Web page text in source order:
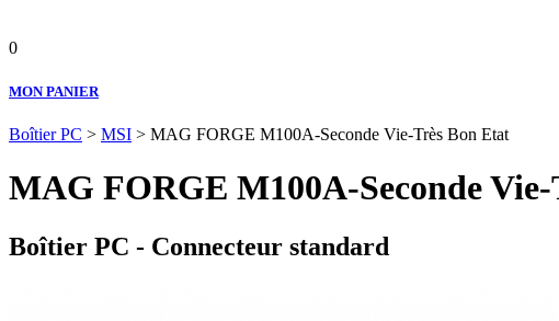
0
MON PANIER
Boîtier PC > MSI > MAG FORGE M100A-Seconde Vie-Très Bon Etat
MAG FORGE M100A-Seconde
Boîtier PC - Connecteur standard